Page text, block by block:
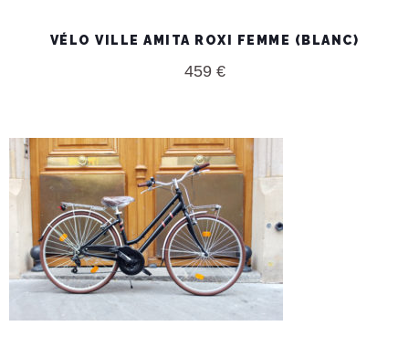
VÉLO VILLE AMITA ROXI FEMME (BLANC)
459 €